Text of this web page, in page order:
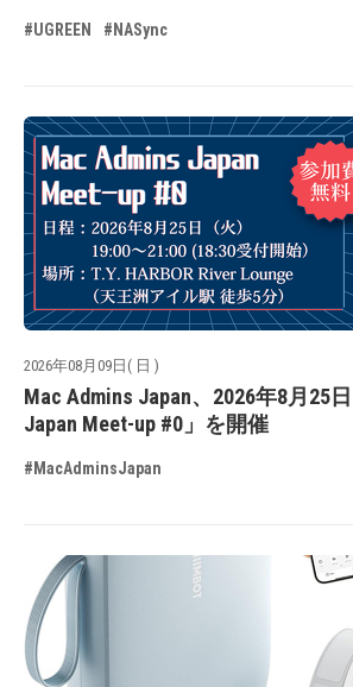
#UGREEN #NASync
2026年08月09日( 日 )
Mac Admins Japan、2026年8月25
Japan Meet-up #0」を開催
#MacAdminsJapan